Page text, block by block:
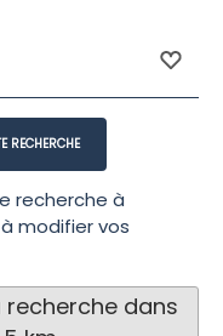
recherche à
à modifier vos
recherche dans